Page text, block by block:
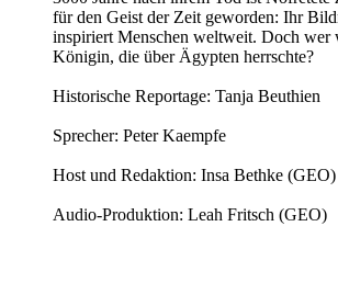
für den Geist der Zeit geworden: Ihr
inspiriert Menschen weltweit. Doch wer
Königin, die über Ägypten herrschte?
Historische Reportage: Tanja Beuthien
Sprecher: Peter Kaempfe
Host und Redaktion: Insa Bethke (GEO)
Audio-Produktion: Leah Fritsch (GEO)